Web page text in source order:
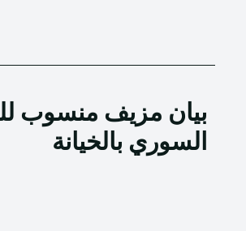
بيان مزيف منسوب
السوري بالخيانة